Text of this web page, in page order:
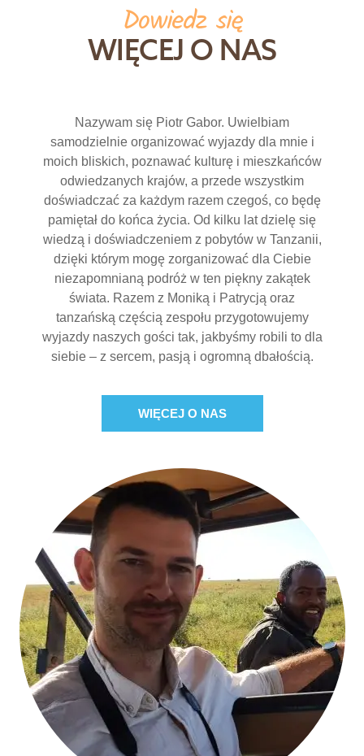
Dowiedz się
WIĘCEJ O NAS
Nazywam się Piotr Gabor. Uwielbiam
samodzielnie organizować wyjazdy dla mnie i
moich bliskich, poznawać kulturę i mieszkańców
odwiedzanych krajów, a przede wszystkim
doświadczać za każdym razem czegoś, co będę
pamiętał do końca życia. Od kilku lat dzielę się
wiedzą i doświadczeniem z pobytów w Tanzanii,
dzięki którym mogę zorganizować dla Ciebie
niezapomnianą podróż w ten piękny zakątek
świata. Razem z Moniką i Patrycją oraz
tanzańską częścią zespołu przygotowujemy
wyjazdy naszych gości tak, jakbyśmy robili to dla
siebie – z sercem, pasją i ogromną dbałością.
WIĘCEJ O NAS